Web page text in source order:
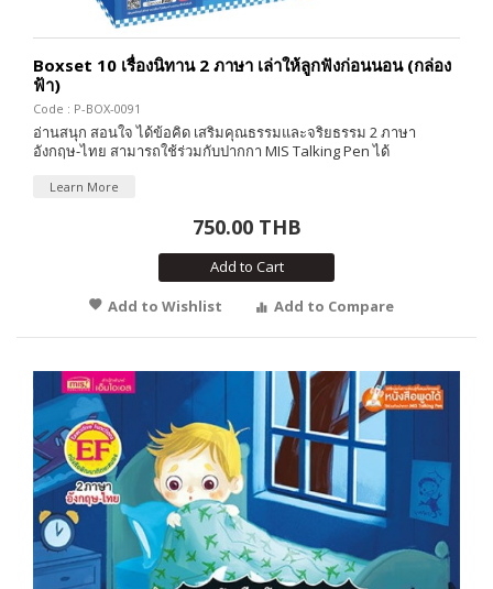
Boxset 10 เรื่องนิทาน 2 ภาษา เล่าให้ลูกฟังก่อนนอน (กล่อง
ฟ้า)
Code : P-BOX-0091
อ่านสนุก สอนใจ ได้ข้อคิด เสริมคุณธรรมและจริยธรรม 2 ภาษา
อังกฤษ-ไทย สามารถใช้ร่วมกับปากกา MIS Talking Pen ได้
Learn More
750.00 THB
Add to Cart
Add to Wishlist
Add to Compare